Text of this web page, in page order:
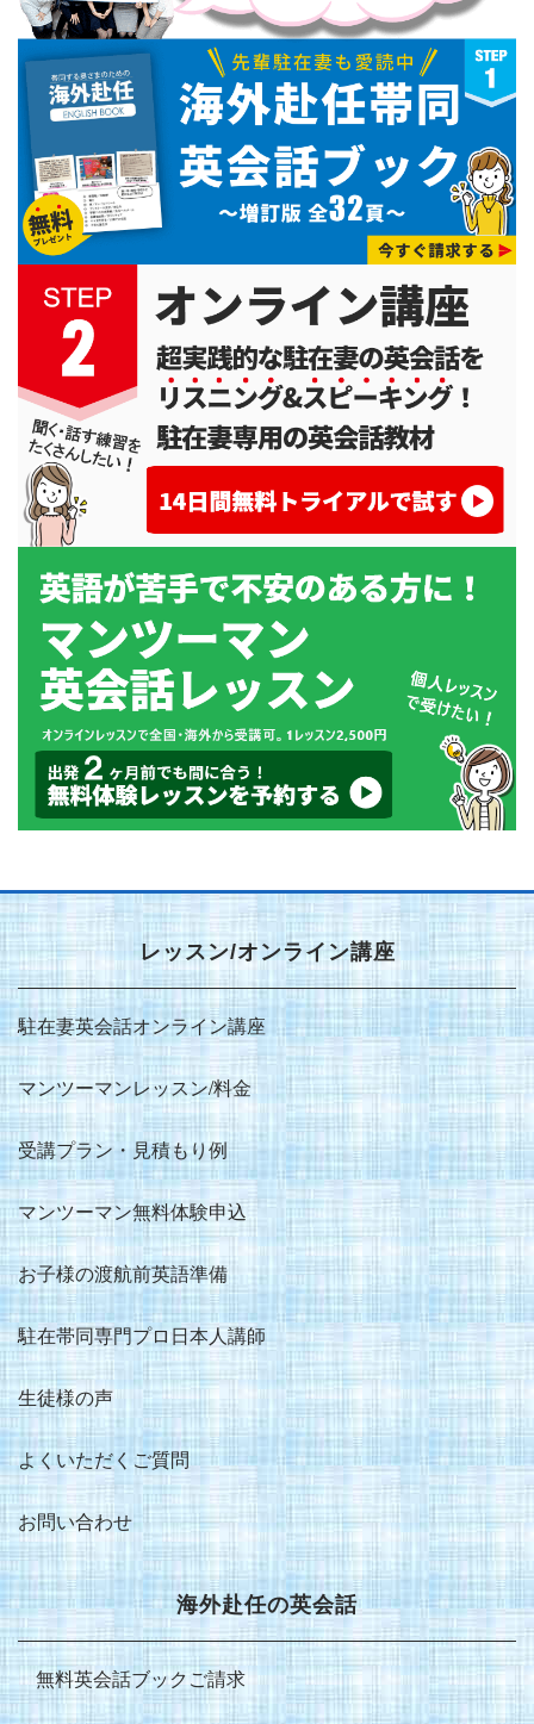
レッスン/オンライン講座
駐在妻英会話オンライン講座
マンツーマンレッスン/料金
受講プラン・見積もり例
マンツーマン無料体験申込
お子様の渡航前英語準備
駐在帯同専門プロ日本人講師
生徒様の声
よくいただくご質問
お問い合わせ
海外赴任の英会話
無料英会話ブックご請求